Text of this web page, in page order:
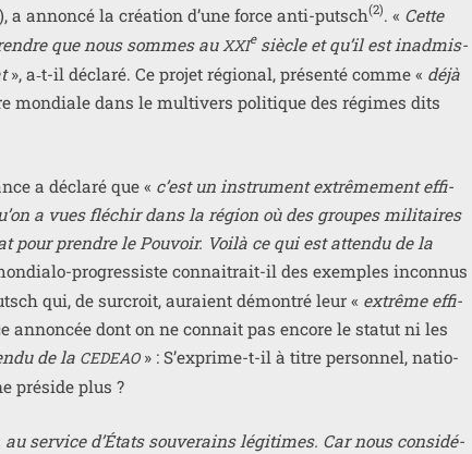
), a annon­cé la créa­tion d’une force anti-putsch(2). « Cette
que nous sommes auXXIesiècle et qu’il est inad­mis­
», a‑t-il décla­ré. Ce pro­jet régio­nal, pré­sen­té comme « déjà
mon­diale dans le mul­ti­vers poli­tique des régimes dits
a décla­ré que « c’est un ins­tru­ment extrê­me­ment effi­
a vues flé­chir dans la région où des groupes mili­taires
pour prendre le Pouvoir. Voilà ce qui est atten­du de la
pro­gres­siste connai­trait-il des exemples incon­nus
qui, de sur­croit, auraient démon­tré leur « extrême effi­
annon­cée dont on ne connait pas encore le sta­tut ni les
de la CEDEAO» : S’exprime-t-il à titre per­son­nel, natio­
pré­side plus ?
au ser­vice d’États sou­ve­rains légi­times. Car nous consi­dé­